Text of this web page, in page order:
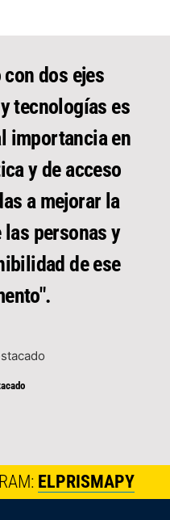
dos ejes
tecnologías es
importancia en
y de acceso
a mejorar la
personas y
de ese
ELPRISMAPY